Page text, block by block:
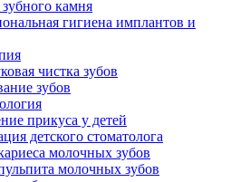
камня
гигиена имплантов и
чистка зубов
зубов
прикуса у детей
детского стоматолога
молочных зубов
молочных зубов